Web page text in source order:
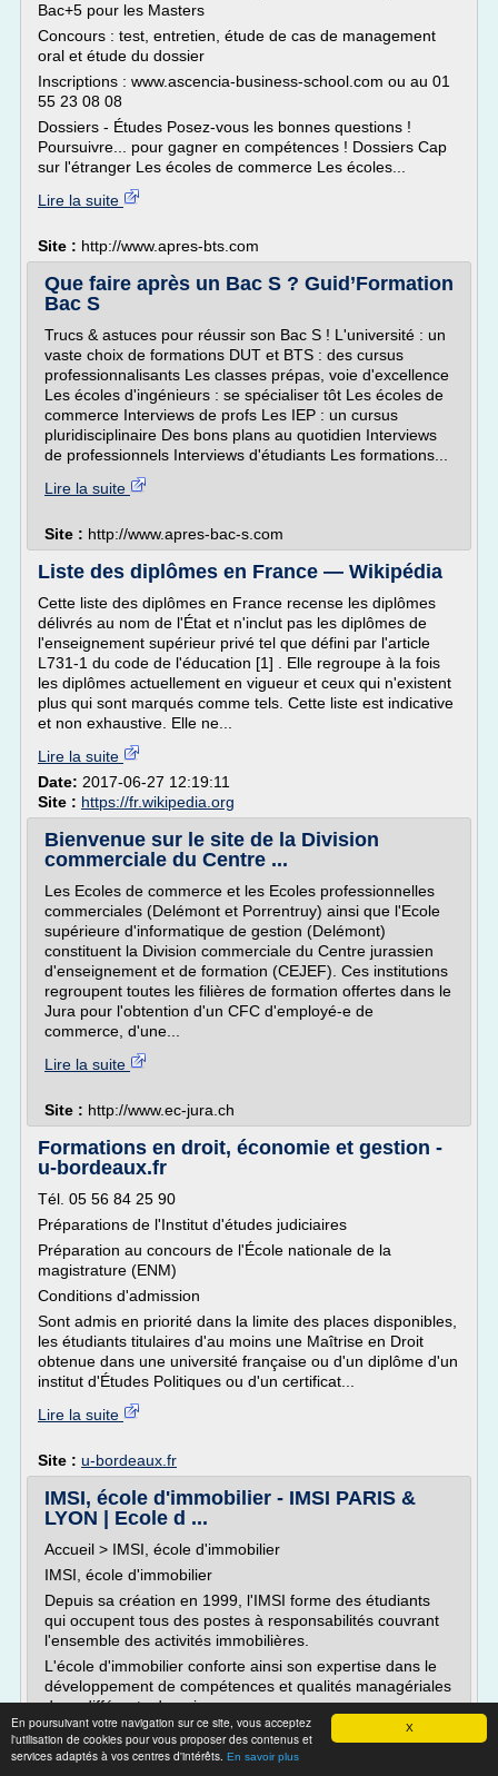
X
En poursuivant votre navigation sur ce site, vous acceptez
l'utilisation de cookies pour vous proposer des contenus et
services adaptés à vos centres d'intérêts. En savoir plus
Bac+5 pour les Masters
Concours : test, entretien, étude de cas de management
oral et étude du dossier
Inscriptions : www.ascencia-business-school.com ou au 01
55 23 08 08
Dossiers - Études Posez-vous les bonnes questions !
Poursuivre... pour gagner en compétences ! Dossiers Cap
sur l'étranger Les écoles de commerce Les écoles...
Lire la suite
Site : http://www.apres-bts.com
Que faire après un Bac S ? Guid’Formation
Bac S
Trucs & astuces pour réussir son Bac S ! L'université : un
vaste choix de formations DUT et BTS : des cursus
professionnalisants Les classes prépas, voie d'excellence
Les écoles d'ingénieurs : se spécialiser tôt Les écoles de
commerce Interviews de profs Les IEP : un cursus
pluridisciplinaire Des bons plans au quotidien Interviews
de professionnels Interviews d'étudiants Les formations...
Lire la suite
Site : http://www.apres-bac-s.com
Liste des diplômes en France — Wikipédia
Cette liste des diplômes en France recense les diplômes
délivrés au nom de l'État et n'inclut pas les diplômes de
l'enseignement supérieur privé tel que défini par l'article
L731-1 du code de l'éducation [1] . Elle regroupe à la fois
les diplômes actuellement en vigueur et ceux qui n'existent
plus qui sont marqués comme tels. Cette liste est indicative
et non exhaustive. Elle ne...
Lire la suite
Date: 2017-06-27 12:19:11
Site : https://fr.wikipedia.org
Bienvenue sur le site de la Division
commerciale du Centre ...
Les Ecoles de commerce et les Ecoles professionnelles
commerciales (Delémont et Porrentruy) ainsi que l'Ecole
supérieure d'informatique de gestion (Delémont)
constituent la Division commerciale du Centre jurassien
d'enseignement et de formation (CEJEF). Ces institutions
regroupent toutes les filières de formation offertes dans le
Jura pour l'obtention d'un CFC d'employé-e de
commerce, d'une...
Lire la suite
Site : http://www.ec-jura.ch
Formations en droit, économie et gestion -
u-bordeaux.fr
Tél. 05 56 84 25 90
Préparations de l'Institut d'études judiciaires
Préparation au concours de l'École nationale de la
magistrature (ENM)
Conditions d'admission
Sont admis en priorité dans la limite des places disponibles,
les étudiants titulaires d'au moins une Maîtrise en Droit
obtenue dans une université française ou d'un diplôme d'un
institut d'Études Politiques ou d'un certificat...
Lire la suite
Site : u-bordeaux.fr
IMSI, école d'immobilier - IMSI PARIS &
LYON | Ecole d ...
Accueil > IMSI, école d'immobilier
IMSI, école d'immobilier
Depuis sa création en 1999, l'IMSI forme des étudiants
qui occupent tous des postes à responsabilités couvrant
l'ensemble des activités immobilières.
L'école d'immobilier conforte ainsi son expertise dans le
développement de compétences et qualités managériales
dans différents domaines :
la gestion de patrimoine,
L'IMSI se...